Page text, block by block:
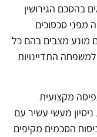
בהסכם הגירושין
מפני סכסוכים
מונע מצבים בהם כל
התדיינויות
מקצועית
מעשי עשיר עם
הסכמים מקיפים